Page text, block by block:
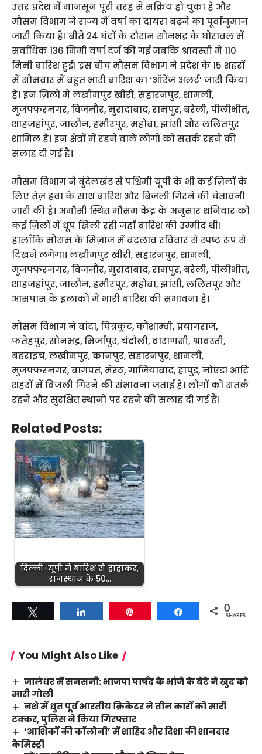
उत्तर प्रदेश में मानसून पूरी तरह से सक्रिय हो चुका है और
मौसम विभाग ने राज्य में वर्षा का दायरा बढ़ने का पूर्वानुमान
जारी किया है। बीते 24 घंटों के दौरान सोनभद्र के घोरावल में
सर्वाधिक 136 मिमी वर्षा दर्ज की गई जबकि श्रावस्ती में 110
मिमी बारिश हुई। इस बीच मौसम विभाग ने प्रदेश के 15 शहरों
में सोमवार में बहुत भारी बारिश का ‘ऑरेंज अलर्ट’ जारी किया
है। इन ज़िलों में लखीमपुर खीरी, सहारनपुर, शामली,
मुजफ्फरनगर, बिजनौर, मुरादाबाद, रामपुर, बरेली, पीलीभीत,
शाहजहांपुर, जालौन, हमीरपुर, महोबा, झांसी और ललितपुर
शामिल हैं। इन क्षेत्रों में रहने वाले लोगों को सतर्क रहने की
सलाह दी गई है।
मौसम विभाग ने बुंदेलखंड से पश्चिमी यूपी के भी कई ज़िलों के
लिए तेज़ हवा के साथ बारिश और बिजली गिरने की चेतावनी
जारी की है। अमौसी स्थित मौसम केंद्र के अनुसार शनिवार को
कई ज़िलों में धूप खिली रही जहाँ बारिश की उम्मीद थी।
हालाँकि मौसम के मिज़ाज में बदलाव रविवार से स्पष्ट रूप से
दिखने लगेगा। लखीमपुर खीरी, सहारनपुर, शामली,
मुजफ्फरनगर, बिजनौर, मुरादाबाद, रामपुर, बरेली, पीलीभीत,
शाहजहांपुर, जालौन, हमीरपुर, महोबा, झांसी, ललितपुर और
आसपास के इलाकों में भारी बारिश की संभावना है।
मौसम विभाग ने बांदा, चित्रकूट, कौशाम्बी, प्रयागराज,
फतेहपुर, सोनभद्र, मिर्जापुर, चंदौली, वाराणसी, श्रावस्ती,
बहराइच, लखीमपुर, कानपुर, सहारनपुर, शामली,
मुजफ्फरनगर, बागपत, मेरठ, गाजियाबाद, हापुड़, नोएडा आदि
शहरों में बिजली गिरने की संभावना जताई है। लोगों को सतर्क
रहने और सुरक्षित स्थानों पर रहने की सलाह दी गई है।
Related Posts:
दिल्ली-यूपी में बारिश से हाहाकर,
राजस्थान के 50…
Share 0
SHARES
You Might Also Like
जालंधर में सनसनी: भाजपा पार्षद के भांजे के बेटे ने खुद को
मारी गोली
नशे में धुत पूर्व भारतीय क्रिकेटर ने तीन कारों को मारी
टक्कर, पुलिस ने किया गिरफ्तार
‘आशिकों की कॉलोनी’ में शाहिद और दिशा की शानदार
केमिस्ट्री